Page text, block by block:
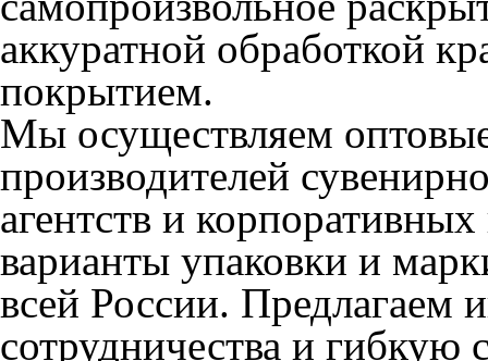
аккуратной обработкой
покрытием.
Мы осуществляем
производителей
агентств и
варианты упаковки и
всей России. Предлагаем
сотрудничества и гибкую